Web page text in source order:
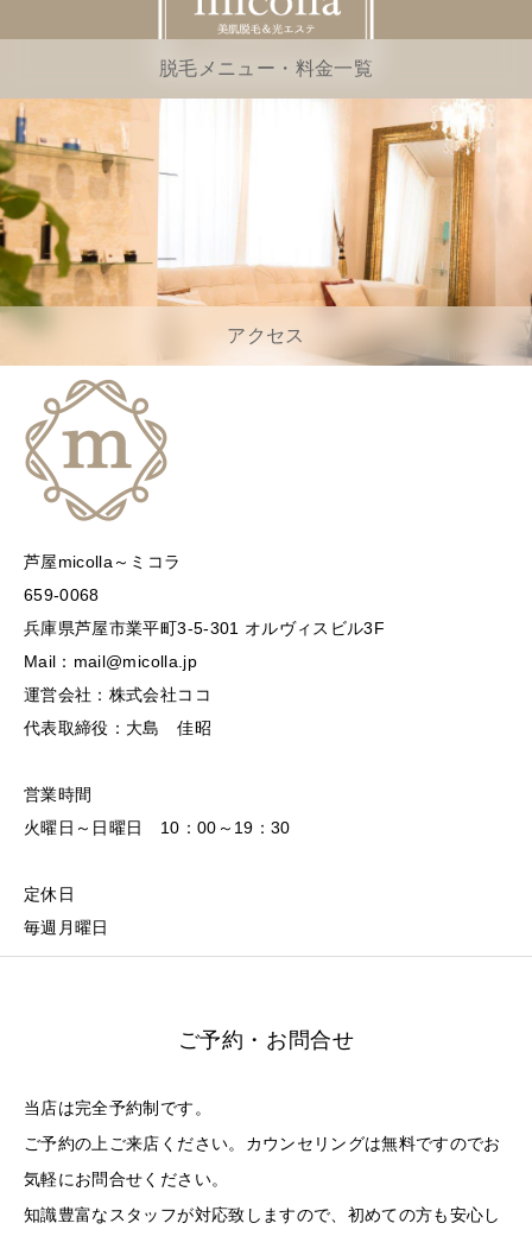
脱毛メニュー・料金一覧
アクセス
芦屋micolla～ミコラ
659-0068
兵庫県芦屋市業平町3-5-301 オルヴィスビル3F
Mail：mail@micolla.jp
運営会社：株式会社ココ
代表取締役：大島 佳昭
営業時間
火曜日～日曜日 10：00～19：30
定休日
毎週月曜日
ご予約・お問合せ
当店は完全予約制です。
ご予約の上ご来店ください。カウンセリングは無料ですのでお
気軽にお問合せください。
知識豊富なスタッフが対応致しますので、初めての方も安心し